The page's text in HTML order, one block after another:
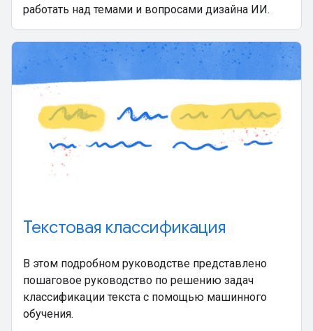
работать над темами и вопросами дизайна ИИ.
Текстовая классификация
В этом подробном руководстве представлено
пошаговое руководство по решению задач
классификации текста с помощью машинного
обучения.